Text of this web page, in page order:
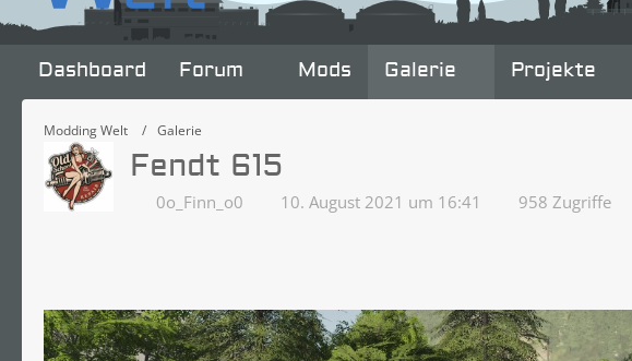
Dashboard Forum Mods Galerie Projekte
Modding Welt Galerie
Fendt 615
0o_Finn_o0 10. August 2021 um 16:41 958 Zugriffe